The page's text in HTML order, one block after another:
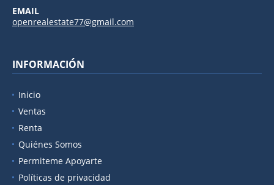
EMAIL
openrealestate77@gmail.com
INFORMACIÓN
Inicio
Ventas
Renta
Quiénes Somos
Permiteme Apoyarte
Políticas de privacidad